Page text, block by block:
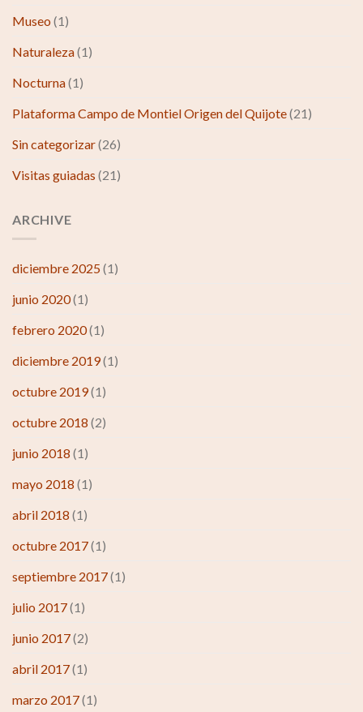
Museo (1)
Naturaleza(1)
Nocturna(1)
Plataforma Campo de Montiel Origen del Quijote(21)
Sin categorizar(26)
Visitas guiadas (21)
ARCHIVE
diciembre 2025(1)
junio 2020(1)
febrero 2020(1)
diciembre 2019(1)
octubre 2019(1)
octubre 2018 (2)
junio 2018 (1)
mayo 2018 (1)
abril 2018 (1)
octubre 2017(1)
septiembre 2017(1)
julio 2017(1)
junio 2017(2)
abril 2017(1)
marzo 2017(1)